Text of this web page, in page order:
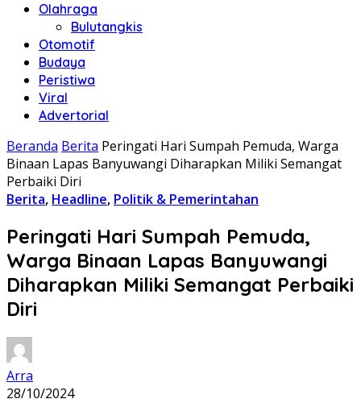
Olahraga
Bulutangkis
Otomotif
Budaya
Peristiwa
Viral
Advertorial
Beranda Berita Peringati Hari Sumpah Pemuda, Warga
Binaan Lapas Banyuwangi Diharapkan Miliki Semangat
Perbaiki Diri
Berita, Headline, Politik & Pemerintahan
Peringati Hari Sumpah Pemuda,
Warga Binaan Lapas Banyuwangi
Diharapkan Miliki Semangat Perbaiki
Diri
Arra
28/10/2024